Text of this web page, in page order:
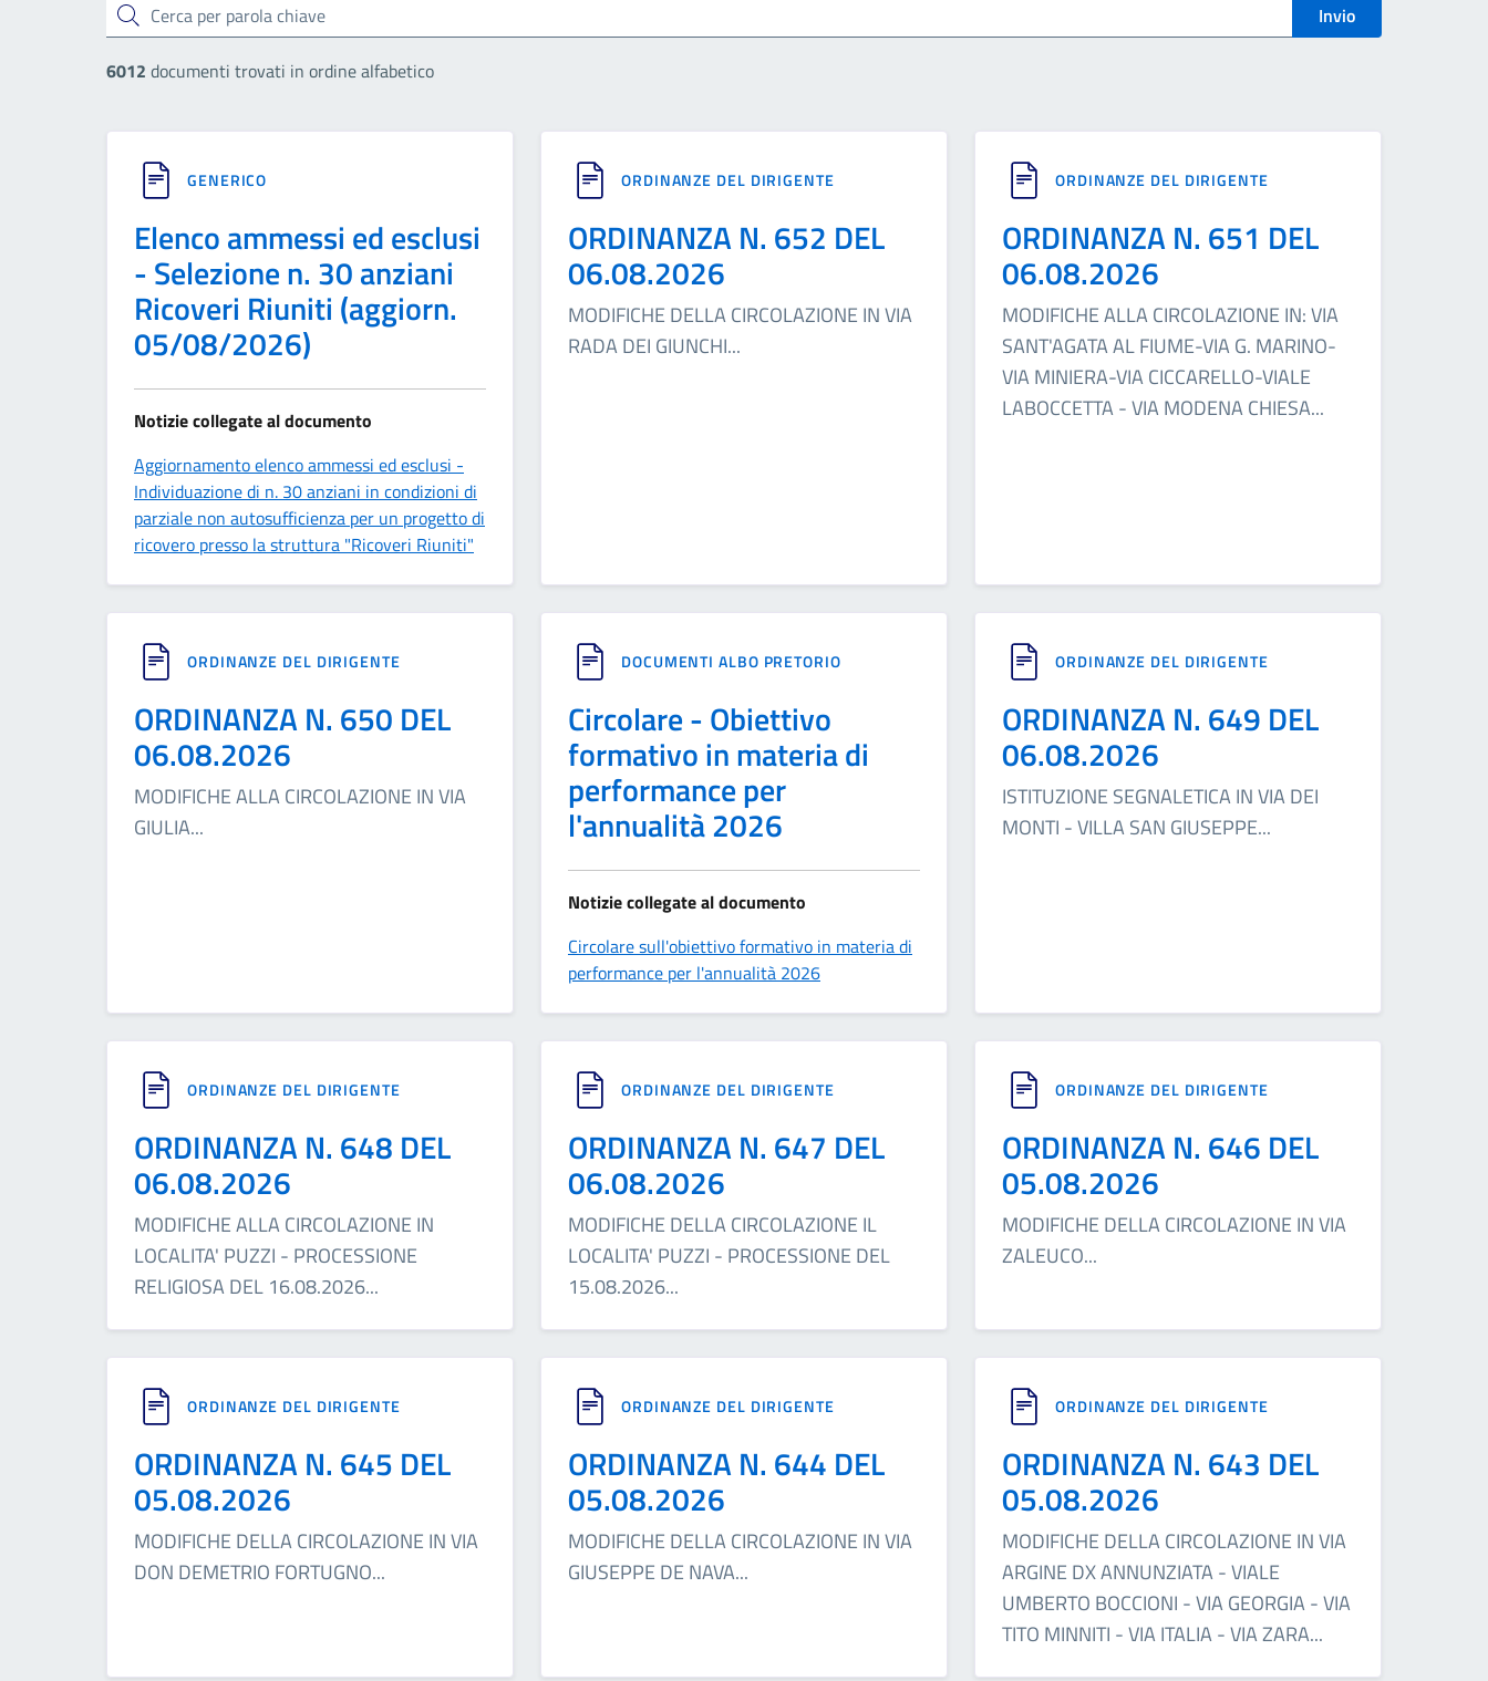
cerca Invio
6012 documenti trovati in ordine alfabetico
GENERICO
Elenco ammessi ed esclusi
- Selezione n. 30 anziani
Ricoveri Riuniti (aggiorn.
05/08/2026)
Notizie collegate al documento
Aggiornamento elenco ammessi ed esclusi -
Individuazione di n. 30 anziani in condizioni di
parziale non autosufficienza per un progetto di
ricovero presso la struttura "Ricoveri Riuniti"
ORDINANZE DEL DIRIGENTE
ORDINANZA N. 652 DEL
06.08.2026
MODIFICHE DELLA CIRCOLAZIONE IN VIA
RADA DEI GIUNCHI...
ORDINANZE DEL DIRIGENTE
ORDINANZA N. 651 DEL
06.08.2026
MODIFICHE ALLA CIRCOLAZIONE IN: VIA
SANT'AGATA AL FIUME-VIA G. MARINO-
VIA MINIERA-VIA CICCARELLO-VIALE
LABOCCETTA - VIA MODENA CHIESA...
ORDINANZE DEL DIRIGENTE
ORDINANZA N. 650 DEL
06.08.2026
MODIFICHE ALLA CIRCOLAZIONE IN VIA
GIULIA...
DOCUMENTI ALBO PRETORIO
Circolare - Obiettivo
formativo in materia di
performance per
l'annualità 2026
Notizie collegate al documento
Circolare sull'obiettivo formativo in materia di
performance per l'annualità 2026
ORDINANZE DEL DIRIGENTE
ORDINANZA N. 649 DEL
06.08.2026
ISTITUZIONE SEGNALETICA IN VIA DEI
MONTI - VILLA SAN GIUSEPPE...
ORDINANZE DEL DIRIGENTE
ORDINANZA N. 648 DEL
06.08.2026
MODIFICHE ALLA CIRCOLAZIONE IN
LOCALITA' PUZZI - PROCESSIONE
RELIGIOSA DEL 16.08.2026...
ORDINANZE DEL DIRIGENTE
ORDINANZA N. 647 DEL
06.08.2026
MODIFICHE DELLA CIRCOLAZIONE IL
LOCALITA' PUZZI - PROCESSIONE DEL
15.08.2026...
ORDINANZE DEL DIRIGENTE
ORDINANZA N. 646 DEL
05.08.2026
MODIFICHE DELLA CIRCOLAZIONE IN VIA
ZALEUCO...
ORDINANZE DEL DIRIGENTE
ORDINANZA N. 645 DEL
05.08.2026
MODIFICHE DELLA CIRCOLAZIONE IN VIA
DON DEMETRIO FORTUGNO...
ORDINANZE DEL DIRIGENTE
ORDINANZA N. 644 DEL
05.08.2026
MODIFICHE DELLA CIRCOLAZIONE IN VIA
GIUSEPPE DE NAVA...
ORDINANZE DEL DIRIGENTE
ORDINANZA N. 643 DEL
05.08.2026
MODIFICHE DELLA CIRCOLAZIONE IN VIA
ARGINE DX ANNUNZIATA - VIALE
UMBERTO BOCCIONI - VIA GEORGIA - VIA
TITO MINNITI - VIA ITALIA - VIA ZARA...